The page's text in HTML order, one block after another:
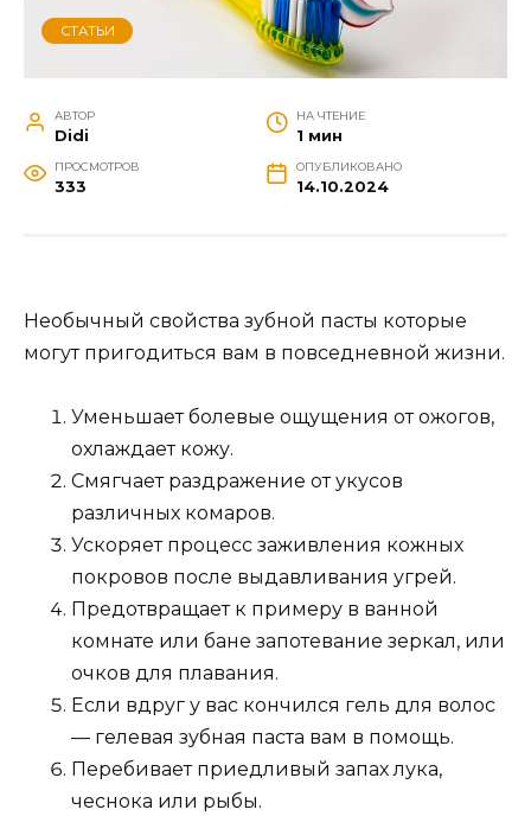
СТАТЬИ
АВТОР
Didi
НА ЧТЕНИЕ
1 мин
ПРОСМОТРОВ
333
ОПУБЛИКОВАНО
14.10.2024
Необычный свойства зубной пасты которые
могут пригодиться вам в повседневной жизни.
Уменьшает болевые ощущения от ожогов,
охлаждает кожу.
Смягчает раздражение от укусов
различных комаров.
Ускоряет процесс заживления кожных
покровов после выдавливания угрей.
Предотвращает к примеру в ванной
комнате или бане запотевание зеркал, или
очков для плавания.
Если вдруг у вас кончился гель для волос
— гелевая зубная паста вам в помощь.
Перебивает приедливый запах лука,
чеснока или рыбы.